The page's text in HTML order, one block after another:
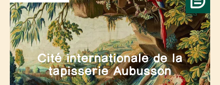
Cité internationale de la
tapisserie Aubusson